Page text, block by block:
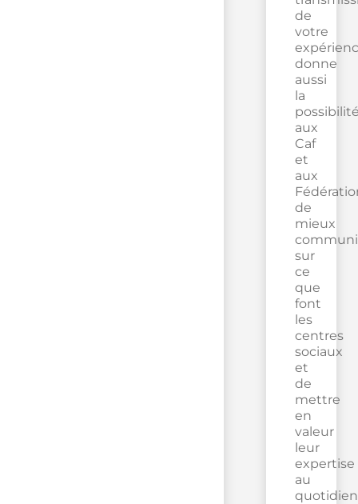
de
votre
donne
aussi
la
aux
Caf
et
aux
de
mieux
sur
ce
que
font
les
centres
sociaux
et
de
mettre
en
valeur
leur
expertise
au